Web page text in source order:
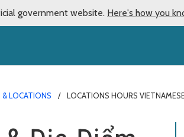
government website. Here's how you
& LOCATIONS LOCATIONS HOURS